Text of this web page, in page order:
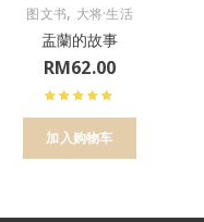
图文书, 大将·生活
盂蘭的故事
RM62.00
加入购物车